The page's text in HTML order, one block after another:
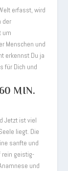
erfasst, wird
der
um
Menschen und
erkennst Du ja
für Dich und
MIN.
Jetzt ist viel
liegt. Die
sanfte und
rein geistig-
und